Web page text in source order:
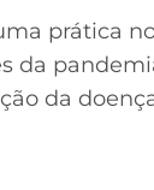
prática
da
da